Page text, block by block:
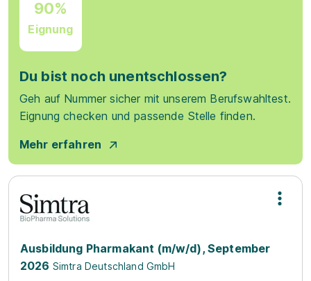
90%
Eignung
Du bist noch unentschlossen?
Geh auf Nummer sicher mit unserem Berufswahltest.
Eignung checken und passende Stelle finden.
Mehr erfahren
Ausbildung Pharmakant (m/w/d), September
2026 Simtra Deutschland GmbH